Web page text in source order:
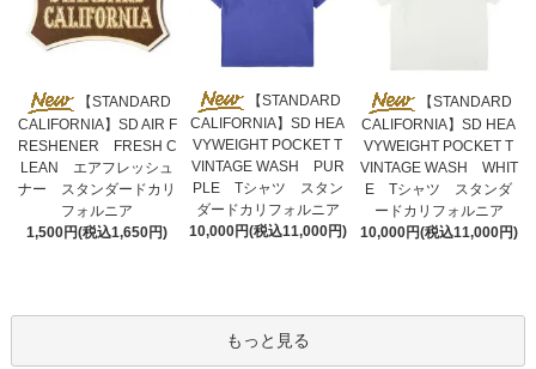
【STANDARD
CALIFORNIA】SD AIR F
RESHENER FRESH C
LEAN エアフレッシュ
ナー スタンダードカリ
フォルニア
1,500円(税込1,650円)
【STANDARD
CALIFORNIA】SD HEA
VYWEIGHT POCKET T
VINTAGE WASH PUR
PLE Tシャツ スタン
ダードカリフォルニア
10,000円(税込11,000円)
【STANDARD
CALIFORNIA】SD HEA
VYWEIGHT POCKET T
VINTAGE WASH WHIT
E Tシャツ スタンダ
ードカリフォルニア
10,000円(税込11,000円)
もっと見る